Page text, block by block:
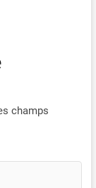
champs